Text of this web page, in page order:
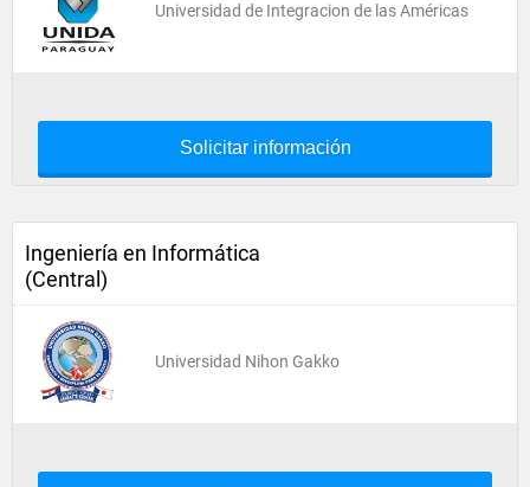
Universidad de Integracion de las Américas
Solicitar información
Ingeniería en Informática
(Central)
Universidad Nihon Gakko